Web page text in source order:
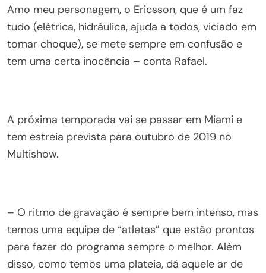
Amo meu personagem, o Ericsson, que é um faz
tudo (elétrica, hidráulica, ajuda a todos, viciado em
tomar choque), se mete sempre em confusão e
tem uma certa inocência – conta Rafael.
A próxima temporada vai se passar em Miami e
tem estreia prevista para outubro de 2019 no
Multishow.
– O ritmo de gravação é sempre bem intenso, mas
temos uma equipe de “atletas” que estão prontos
para fazer do programa sempre o melhor. Além
disso, como temos uma plateia, dá aquele ar de